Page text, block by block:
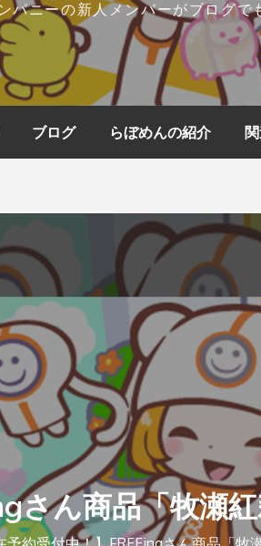
パニーの新人メンバーがブログで
ブログ らぼめんの紹介
さん商品「牧瀬